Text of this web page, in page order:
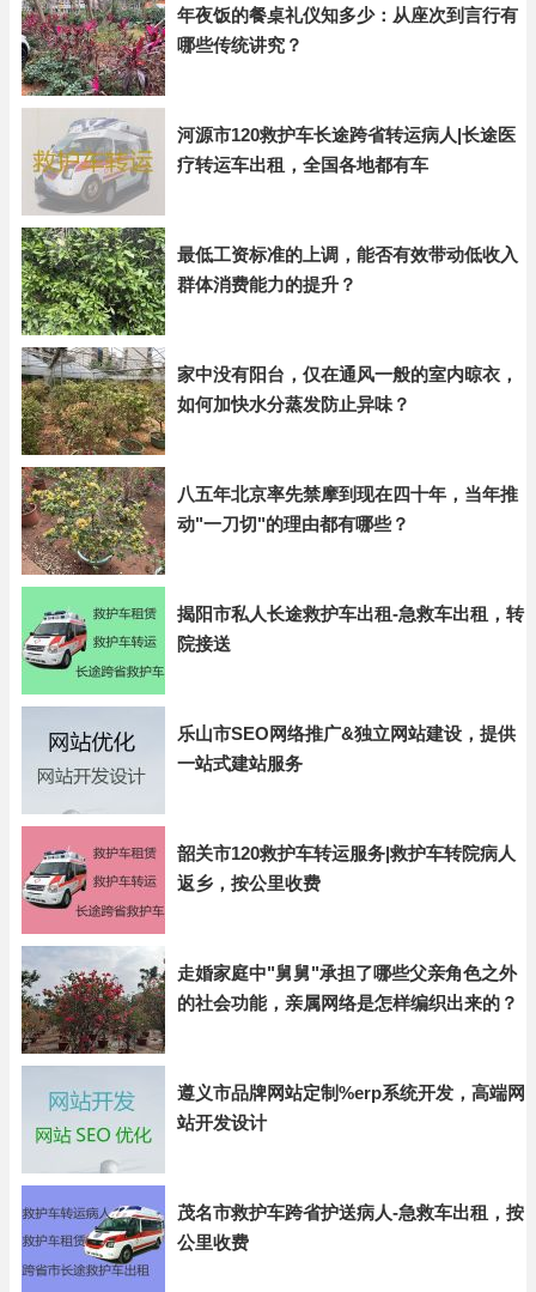
年夜饭的餐桌礼仪知多少：从座次到言行有
哪些传统讲究？
河源市120救护车长途跨省转运病人|长途医
疗转运车出租，全国各地都有车
最低工资标准的上调，能否有效带动低收入
群体消费能力的提升？
家中没有阳台，仅在通风一般的室内晾衣，
如何加快水分蒸发防止异味？
八五年北京率先禁摩到现在四十年，当年推
动"一刀切"的理由都有哪些？
揭阳市私人长途救护车出租-急救车出租，转
院接送
乐山市SEO网络推广&独立网站建设，提供
一站式建站服务
韶关市120救护车转运服务|救护车转院病人
返乡，按公里收费
走婚家庭中"舅舅"承担了哪些父亲角色之外
的社会功能，亲属网络是怎样编织出来的？
遵义市品牌网站定制%erp系统开发，高端网
站开发设计
茂名市救护车跨省护送病人-急救车出租，按
公里收费